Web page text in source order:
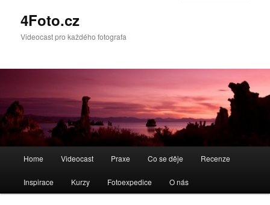
4Foto.cz
Videocast pro každého fotografa
navigační
Home Videocast Praxe Co se děje Recenze
Inspirace Kurzy Fotoexpedice O nás